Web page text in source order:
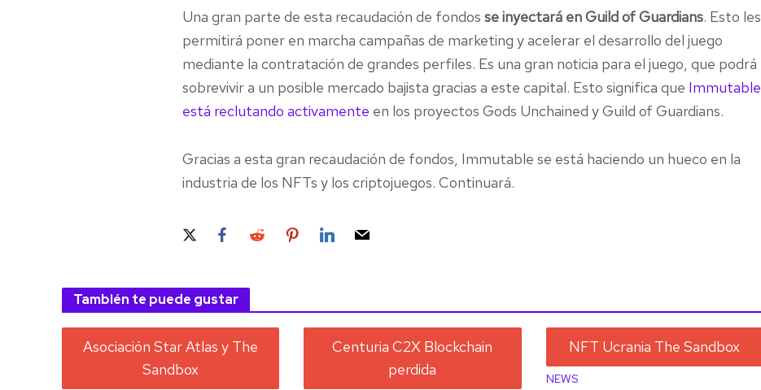
Una gran parte de esta recaudación de fondosse inyectará en Guild of Guardians. Esto les
permitirá poner en marcha campañas de marketing y acelerar el desarrollo del juego
mediante la contratación de grandes perfiles. Es una gran noticia para el juego, que podrá
sobrevivir a un posible mercado bajista gracias a este capital. Esto significa que Immutable
está reclutando activamente en los proyectos Gods Unchained y Guild of Guardians.
Gracias a esta gran recaudación de fondos, Immutable se está haciendo un hueco en la
industria de los NFTs y los criptojuegos. Continuará.
También te puede gustar
NEWS